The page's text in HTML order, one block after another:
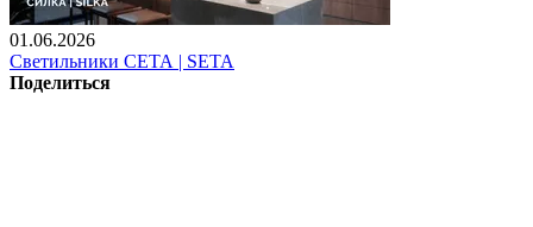
01.06.2026
Светильники СЕТА | SETA
Поделиться